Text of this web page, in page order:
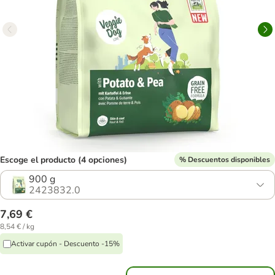
Escoge el producto (4 opciones) % Descuentos disponibles
900 g
2423832.0
7,69 €
8,54 € / kg
Activar cupón - Descuento -15%